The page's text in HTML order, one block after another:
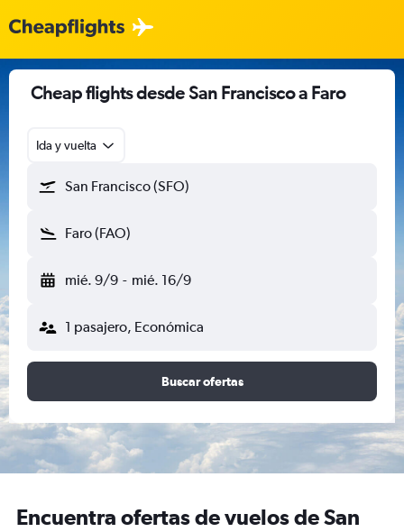
Cheap flights desde San Francisco a Faro
Ida y vuelta
San Francisco (SFO)
Faro (FAO)
mié. 9/9 - mié. 16/9
1 pasajero, Económica
Buscar ofertas
Encuentra ofertas de vuelos de San